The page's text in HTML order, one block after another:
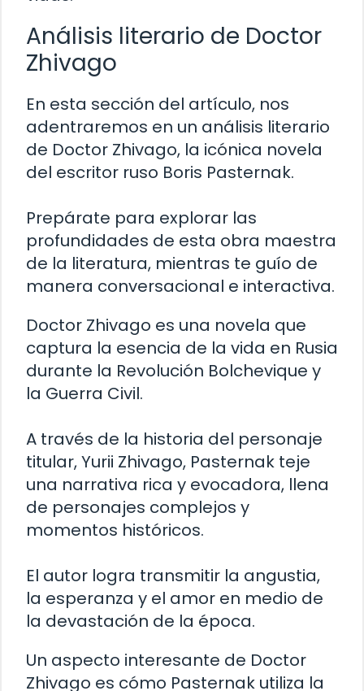
Análisis literario de Doctor
Zhivago
En esta sección del artículo, nos
adentraremos en un análisis literario
de Doctor Zhivago, la icónica novela
del escritor ruso Boris Pasternak.
Prepárate para explorar las
profundidades de esta obra maestra
de la literatura, mientras te guío de
manera conversacional e interactiva.
Doctor Zhivago es una novela que
captura la esencia de la vida en Rusia
durante la Revolución Bolchevique y
la Guerra Civil.
A través de la historia del personaje
titular, Yurii Zhivago, Pasternak teje
una narrativa rica y evocadora, llena
de personajes complejos y
momentos históricos.
El autor logra transmitir la angustia,
la esperanza y el amor en medio de
la devastación de la época.
Un aspecto interesante de Doctor
Zhivago es cómo Pasternak utiliza la